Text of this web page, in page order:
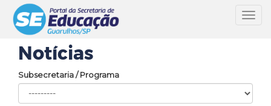
Notícias
Subsecretaria / Programa